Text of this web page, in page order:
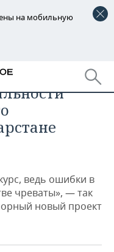
на мобильную
ведь ошибки в
чреваты», — так
новый проект